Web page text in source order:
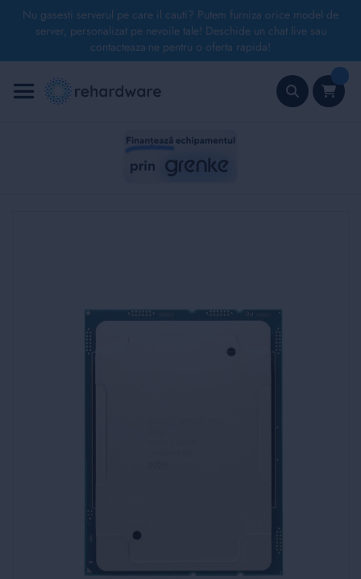
Nu gasesti serverul pe care il cauti? Putem furniza orice model de
server, personalizat pe nevoile tale! Deschide un chat live sau
contacteaza-ne pentru o oferta rapida!
la
Conținut